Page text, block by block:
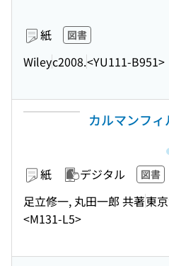
紙 図書
Wileyc2008.<YU111-B951>
カルマンフ
紙 デジタル 図書
足立修一, 丸田一郎 共著東
<M131-L5>